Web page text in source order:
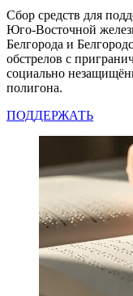
Сбор средств для
Юго-Восточной
Белгорода и
обстрелов с
социально
полигона.
ПОДДЕРЖАТЬ